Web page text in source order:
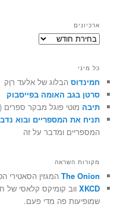
ארכיונים
ארכיונים
כל מיני
חמינדוס הבלוג של אלעד רוֶק
סרטן בגב האומה בפייסבוק
תיבה מוטי פוגל מבקר ספרים
תניח את המספריים ובוא
המספריים ומדבר על זה
מקורות השראה
The Onion המגזין הסאטירי
XKCD ווב קומיקס קלאסי של
שמופיעות פה מדי פעם.